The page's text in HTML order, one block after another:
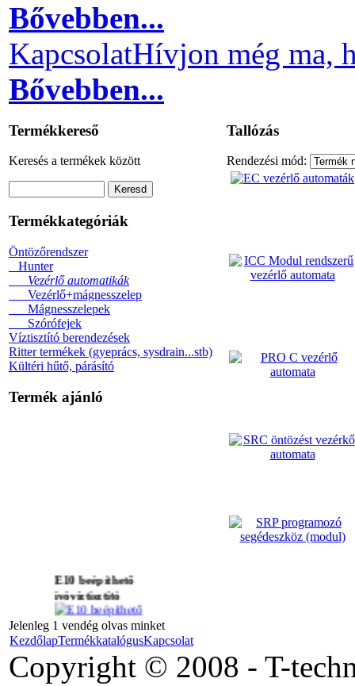
Bővebben...
KapcsolatHívjon még ma,
Bővebben...
Termékkereső
Keresés a termékek között
Termékkategóriák
Öntözőrendszer
Hunter
Vezérlő automatikák
Vezérlő+mágnesszelep
Mágnesszelepek
Szórófejek
Víztisztító berendezések
Ritter termékek (gyeprács, sysdrain...stb)
Kültéri hűtő, párásító
Termék ajánló
E10 beépíthető
ivóvíztisztító
PGV mágnesszelep
Jelenleg 1 vendég olvas minket
Tallózás
Rendezési mód:
KezdőlapTermékkatalógusKapcsolat
Copyright © 2008 - T-